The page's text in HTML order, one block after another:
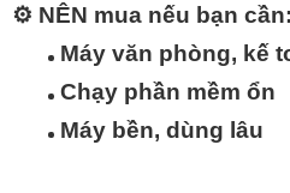
⚙️ NÊN mua nếu bạn cần:
Máy văn phòng, kế
Chạy phần mềm ổn
Máy bền, dùng lâu